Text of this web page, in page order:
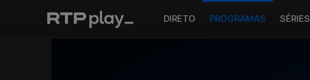
DIRETO PROGRAMAS SÉRIES